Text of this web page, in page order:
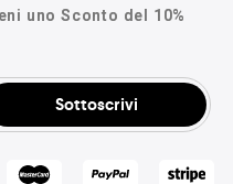
uno Sconto del 10%